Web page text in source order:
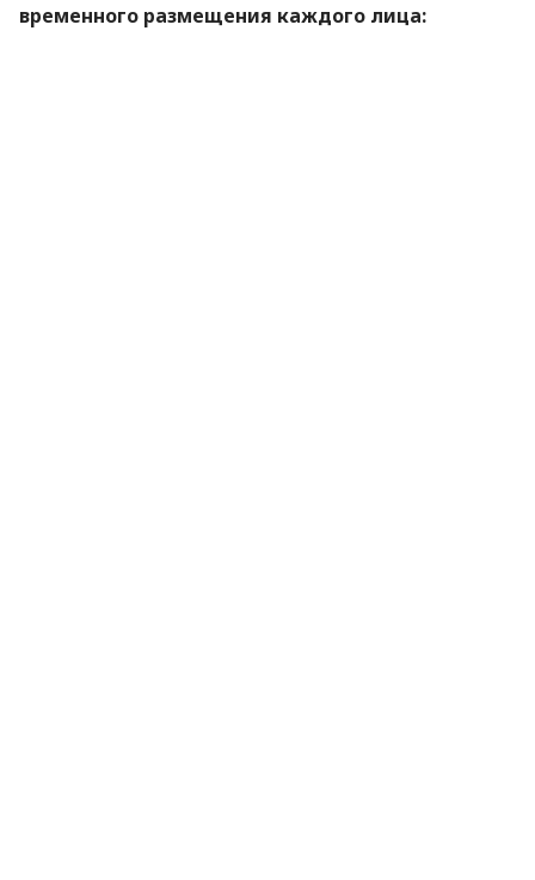
временного размещения каждого лица: